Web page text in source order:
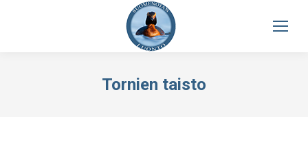
Tornien taisto